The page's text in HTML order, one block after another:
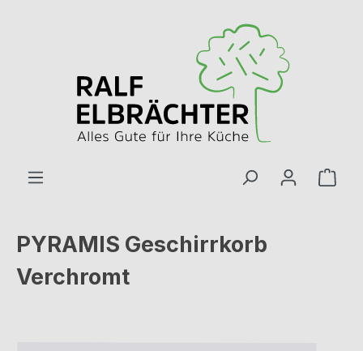
PYRAMIS Geschirrkorb
Verchromt